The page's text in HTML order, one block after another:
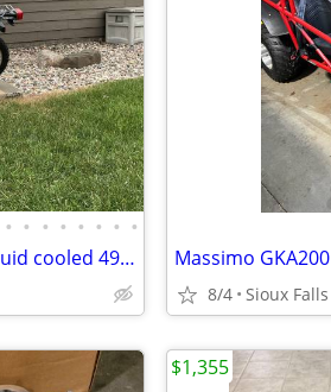
• • • • • • • •
Very rare 1989 Yamaha dt50 liquid cooled 49cc oil injected Massimo GKA200
8/4 Sioux Falls
$1,355